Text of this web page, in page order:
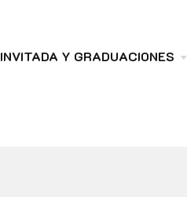
INVITADA Y GRADUACIONES